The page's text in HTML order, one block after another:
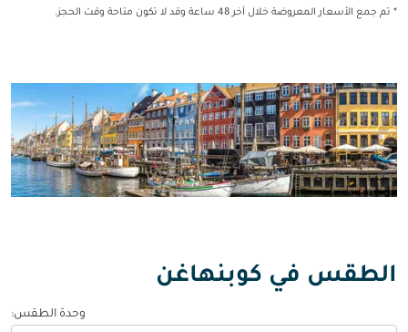
* تم جمع الأسعار المعروضة خلال آخر 48 ساعة وقد لا تكون متاحة وقت الحجز.
الطقس في كوبنهاغن
وحدة الطقس: